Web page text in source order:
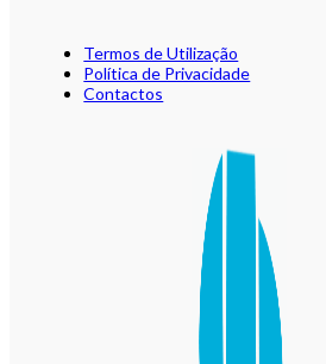
Termos de Utilização
Política de Privacidade
Contactos